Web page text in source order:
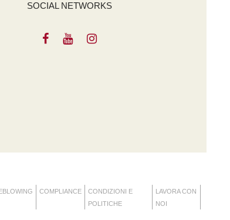
SOCIAL NETWORKS
COMPLIANCE
CONDIZIONI E
POLITICHE
LAVORA CON
NOI